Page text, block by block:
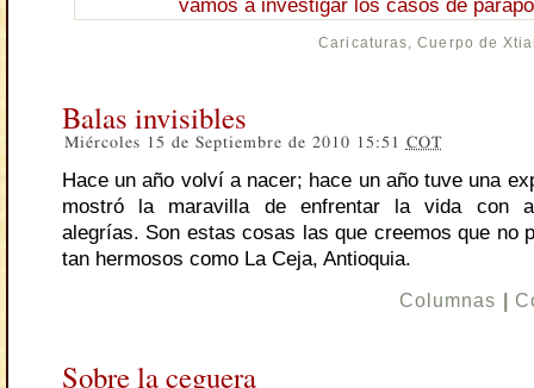
Caricaturas,Cuerpo de
Balas invisibles
Miércoles 15 de Septiembre de 2010 15:51 COT
Hace un año volví a nacer; hace un año tuve una
mostró la maravilla de enfrentar la vida con
alegrías. Son estas cosas las que creemos que no
tan hermosos como La Ceja, Antioquia.
Columnas
Sobre la ceguera